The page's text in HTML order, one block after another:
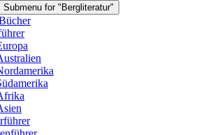
Submenu for "Bergliteratur"